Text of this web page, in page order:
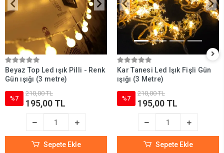
Beyaz Top Led ışık Pilli - Renk
Gün ışığı (3 metre)
%7
210,00 TL
195,00 TL
Sepete Ekle
Kar Tanesi Led Işık Fişli Gün
ışığı (3 Metre)
%7
210,00 TL
195,00 TL
Sepete Ekle